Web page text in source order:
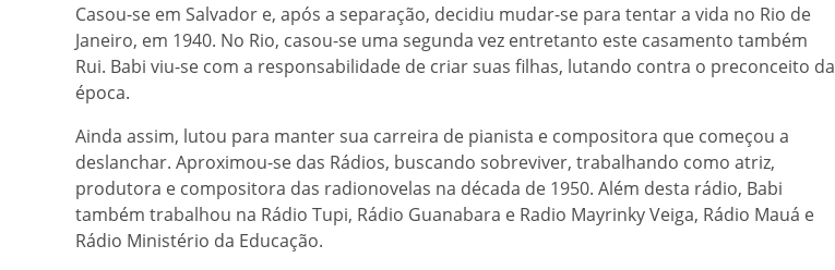
Casou-se em Salvador e, após a separação, decidiu mudar-se para tentar a vida no Rio de
Janeiro, em 1940. No Rio, casou-se uma segunda vez entretanto este casamento também
Rui. Babi viu-se com a responsabilidade de criar suas filhas, lutando contra o preconceito da
época.
Ainda assim, lutou para manter sua carreira de pianista e compositora que começou a
deslanchar. Aproximou-se das Rádios, buscando sobreviver, trabalhando como atriz,
produtora e compositora das radionovelas na década de 1950. Além desta rádio, Babi
também trabalhou na Rádio Tupi, Rádio Guanabara e Radio Mayrinky Veiga, Rádio Mauá e
Rádio Ministério da Educação.